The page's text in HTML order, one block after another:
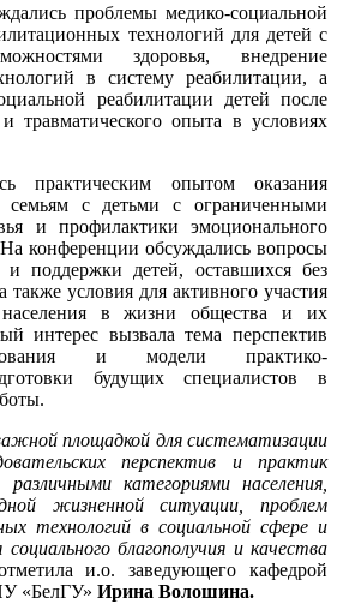
проблемы медико-социальной
технологий для детей с
здоровья, внедрение
в систему реабилитации, а
реабилитации детей после
травматического опыта в условиях
практическим опытом оказания
с детьми с ограниченными
и профилактики эмоционального
конференции обсуждались вопросы
и поддержки детей, оставшихся без
также условия для активного участия
населения в жизни общества и их
интерес вызвала тема перспектив
и модели практико-
будущих специалистов в
площадкой для систематизации
перспектив и практик
категориями населения,
жизненной ситуации, проблем
технологий в социальной сфере и
благополучия и качества
и.о. заведующего кафедрой
«БелГУ» Ирина Волошина.